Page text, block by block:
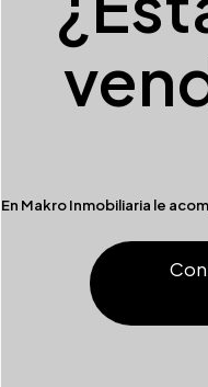
En Makro Inmobiliaria le